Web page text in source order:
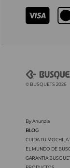
© BUSQUETS 2026
By Anunzia
BLOG
CUIDA TU MOCHILA
EL MUNDO DE
GARANTÍA